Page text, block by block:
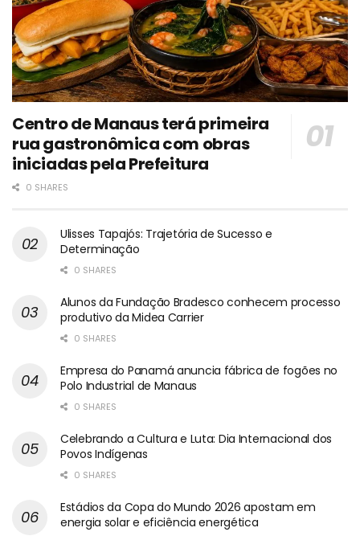
Centro de Manaus terá primeira
rua gastronômica com obras
iniciadas pela Prefeitura
0 SHARES
Ulisses Tapajós: Trajetória de Sucesso e
Determinação
0 SHARES
Alunos da Fundação Bradesco conhecem processo
produtivo da Midea Carrier
0 SHARES
Empresa do Panamá anuncia fábrica de fogões no
Polo Industrial de Manaus
0 SHARES
Celebrando a Cultura e Luta: Dia Internacional dos
Povos Indígenas
0 SHARES
Estádios da Copa do Mundo 2026 apostam em
energia solar e eficiência energética